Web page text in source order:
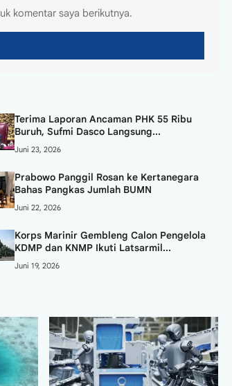
komentar saya berikutnya.
Terima Laporan Ancaman PHK 55 Ribu
Buruh, Sufmi Dasco Langsung...
Juni 23, 2026
Prabowo Panggil Rosan ke Kertanegara
Bahas Pangkas Jumlah BUMN
Juni 22, 2026
Korps Marinir Gembleng Calon Pengelola
KDMP dan KNMP Ikuti Latsarmil...
Juni 19, 2026